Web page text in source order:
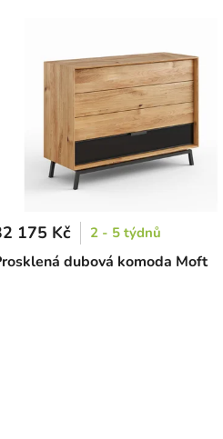
dubová komoda Moft
175 Kč 2 - 5 týdnů